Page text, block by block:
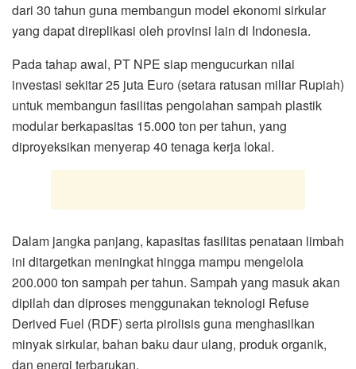
dari 30 tahun guna membangun model ekonomi sirkular
yang dapat direplikasi oleh provinsi lain di Indonesia.
Pada tahap awal, PT NPE siap mengucurkan nilai
investasi sekitar 25 juta Euro (setara ratusan miliar Rupiah)
untuk membangun fasilitas pengolahan sampah plastik
modular berkapasitas 15.000 ton per tahun, yang
diproyeksikan menyerap 40 tenaga kerja lokal.
Dalam jangka panjang, kapasitas fasilitas penataan limbah
ini ditargetkan meningkat hingga mampu mengelola
200.000 ton sampah per tahun. Sampah yang masuk akan
dipilah dan diproses menggunakan teknologi Refuse
Derived Fuel (RDF) serta pirolisis guna menghasilkan
minyak sirkular, bahan baku daur ulang, produk organik,
dan energi terbarukan.